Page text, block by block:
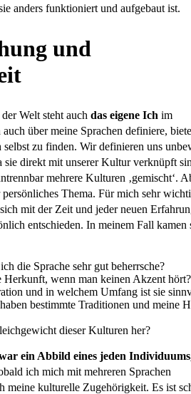
anders funktioniert und aufgebaut ist.
und
Welt steht auch das eigene Ich im
über meine Sprachen definiere,
zu finden. Wir definieren uns
sie direkt mit unserer Kultur verknüpft
mehrere Kulturen ‚gemischt‘.
persönliches Thema. Für mich sehr
mit der Zeit und jeder neuen
entschieden. In meinem Fall kamen
die Sprache sehr gut beherrsche?
Herkunft, wenn man keinen Akzent hört?
und in welchem Umfang ist sie
bestimmte Traditionen und meine
dieser Kulturen her?
ein Abbild eines jeden
ich mich mit mehreren Sprachen
meine kulturelle Zugehörigkeit. Es ist